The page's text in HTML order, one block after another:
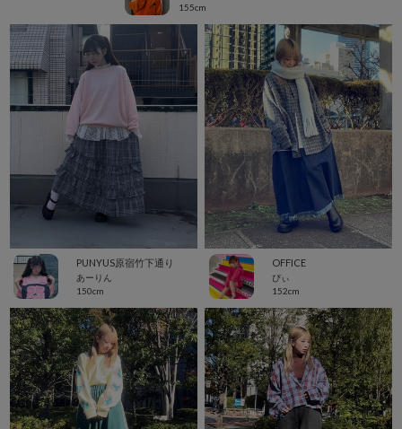
155cm
PUNYUS原宿竹下通り
あーりん
150cm
OFFICE
ぴぃ
152cm